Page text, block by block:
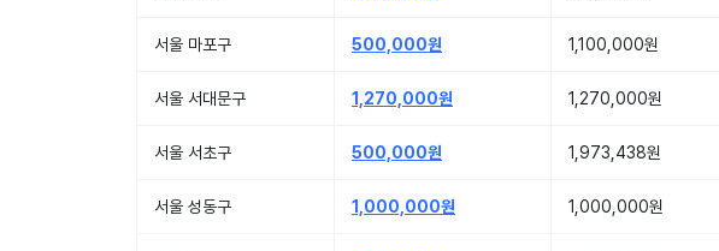
서울 마포구 500,000원 1,100,000원
서울 서대문구 1,270,000원 1,270,000원
서울 서초구 500,000원 1,973,438원
서울 성동구 1,000,000원 1,000,000원